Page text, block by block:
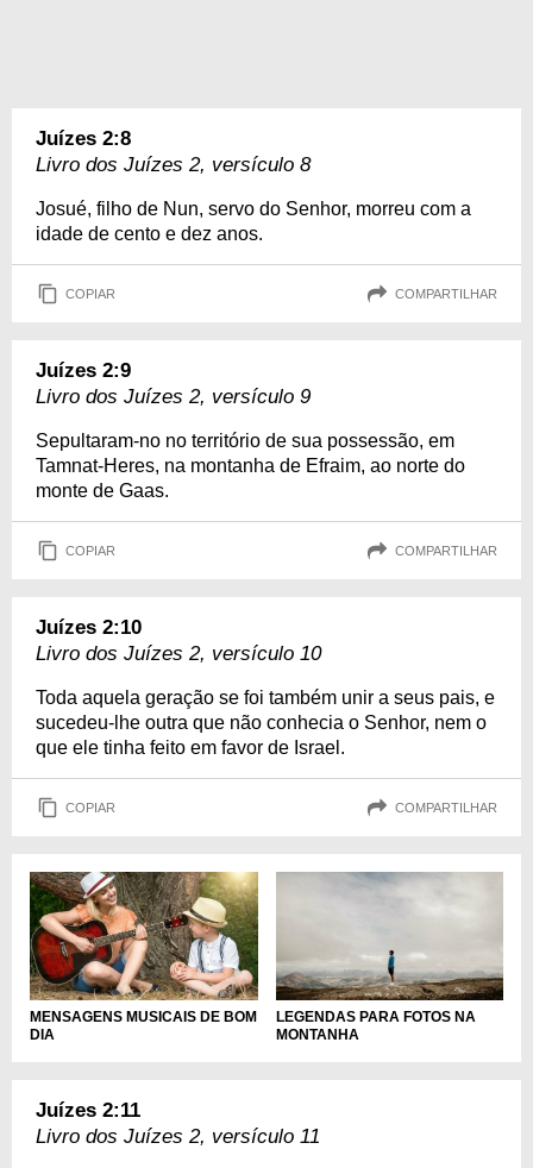
Juízes 2:8
Livro dos Juízes 2, versículo 8
Josué, filho de Nun, servo do Senhor, morreu com a
idade de cento e dez anos.
COPIAR COMPARTILHAR
Juízes 2:9
Livro dos Juízes 2, versículo 9
Sepultaram-no no território de sua possessão, em
Tamnat-Heres, na montanha de Efraim, ao norte do
monte de Gaas.
COPIAR COMPARTILHAR
Juízes 2:10
Livro dos Juízes 2, versículo 10
Toda aquela geração se foi também unir a seus pais, e
sucedeu-lhe outra que não conhecia o Senhor, nem o
que ele tinha feito em favor de Israel.
COPIAR COMPARTILHAR
MENSAGENS MUSICAIS DE BOM
DIA
LEGENDAS PARA FOTOS NA
MONTANHA
Juízes 2:11
Livro dos Juízes 2, versículo 11